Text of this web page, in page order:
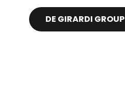
DE GIRARDI GROUP